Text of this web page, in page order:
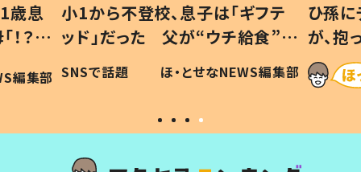
歳息
？」
編集部
小1から不登校、息子は「ギフテ
ッド」だった 父が“ウチ給食”を
作り続ける理由とは #令和の親
#令和の子
SNSで話題 ほ・とせなNEWS編集部
ひ孫
が、
「涙が
い」